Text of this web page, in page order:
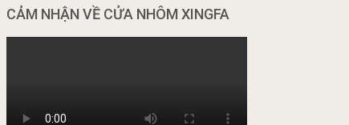
CẢM NHẬN VỀ CỬA NHÔM XINGFA